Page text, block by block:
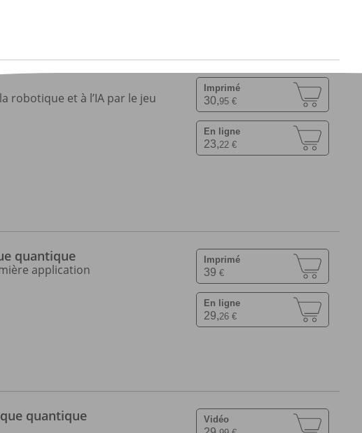
robotique et à l’IA par le jeu
Imprimé
30,95 €
En ligne
23,22 €
quantique
application
Imprimé
39 €
En ligne
29,26 €
quantique Vidéo